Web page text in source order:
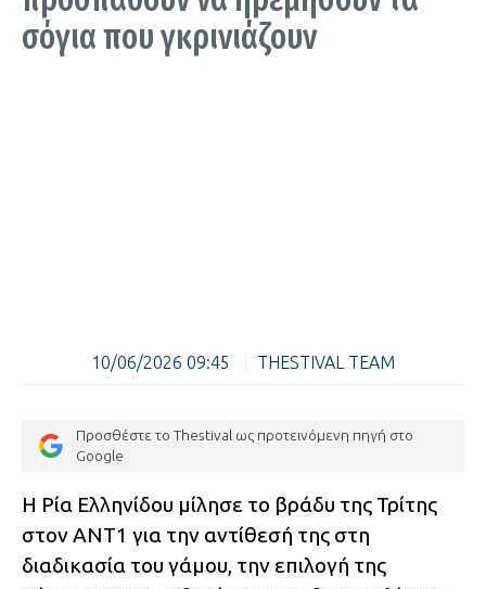
σόγια που γκρινιάζουν
10/06/2026 09:45 THESTIVAL TEAM
Προσθέστε το Thestival ως προτεινόμενη πηγή στο
Google
Η Ρία Ελληνίδου μίλησε το βράδυ της Τρίτης
στον ΑΝΤ1 για την αντίθεσή της στη
διαδικασία του γάμου, την επιλογή της